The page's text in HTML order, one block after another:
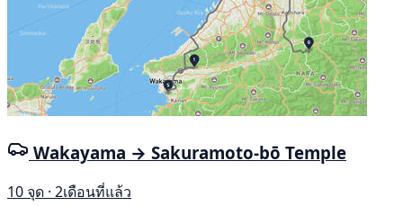
Wakayama → Sakuramoto-bō Temple
10 จุด · 2เดือนที่แล้ว